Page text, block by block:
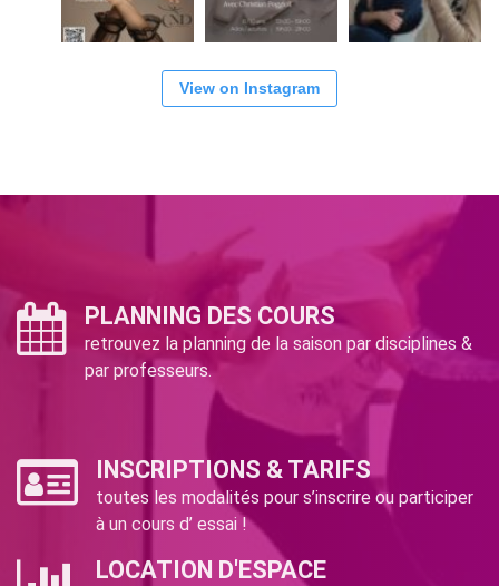
View on Instagram
PLANNING DES COURS
retrouvez la planning de la saison par disciplines &
par professeurs.
INSCRIPTIONS & TARIFS
toutes les modalités pour s’inscrire ou participer
à un cours d’ essai !
LOCATION D'ESPACE